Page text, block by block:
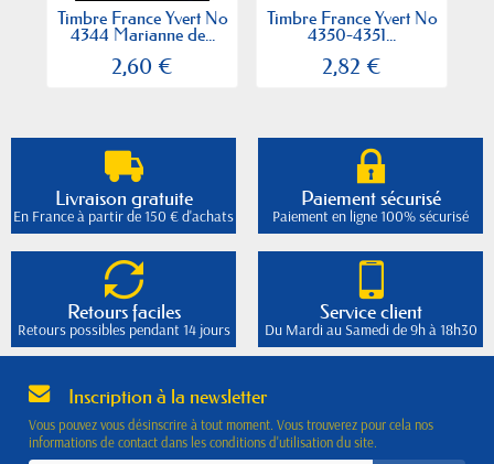
Timbre France Yvert No
4344 Marianne de...
2,60 €
Timbre France Yvert No
4350-4351...
2,82 €
Livraison gratuite
En France à partir de 150 € d'achats
Paiement sécurisé
Paiement en ligne 100% sécurisé
Retours faciles
Retours possibles pendant 14 jours
Service client
Du Mardi au Samedi de 9h à 18h30
Inscription à la newsletter
Vous pouvez vous désinscrire à tout moment. Vous trouverez pour cela nos
informations de contact dans les conditions d'utilisation du site.